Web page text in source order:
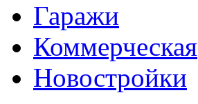
Гаражи
Коммерческая
Новостройки